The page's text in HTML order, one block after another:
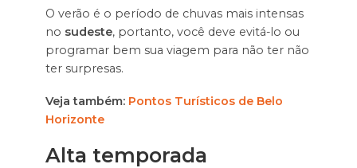
O verão é o período de chuvas mais intensas
no sudeste, portanto, você deve evitá-lo ou
programar bem sua viagem para não ter não
ter surpresas.
Veja também: Pontos Turísticos de Belo
Horizonte
Alta temporada